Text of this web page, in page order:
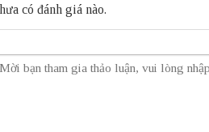
có đánh giá nào.